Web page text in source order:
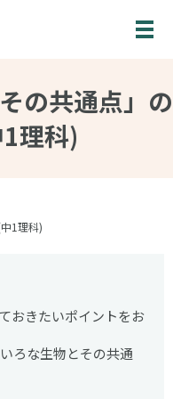
メ
の共通点」の
理科)
1理科)
おきたいポイントをお
ろな生物とその共通